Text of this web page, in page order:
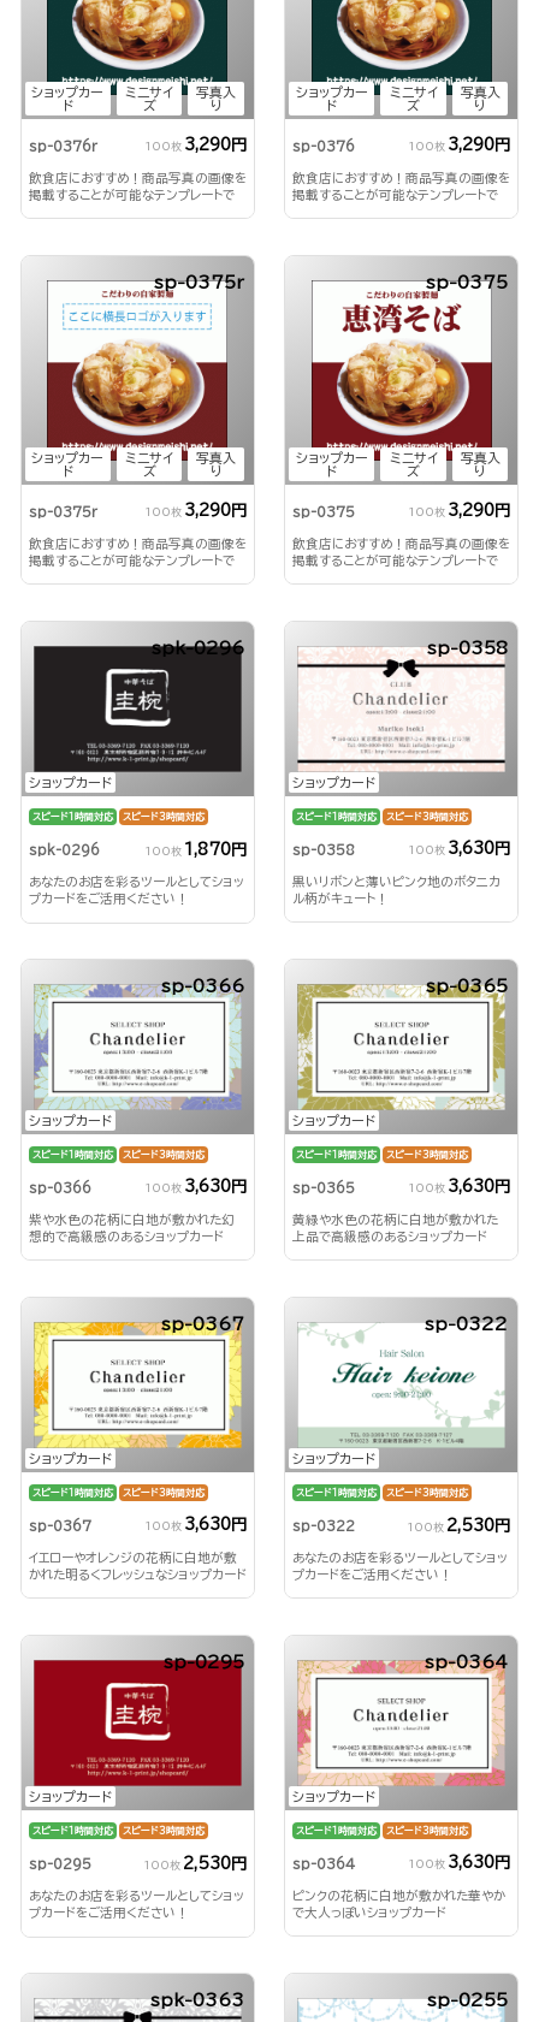
ショップカー
ド
ミニサイ
ズ
写真入
り
sp-0376r 100枚 3,290円
飲食店におすすめ！商品写真の画像を
掲載することが可能なテンプレートで
ショップカー
ド
ミニサイ
ズ
写真入
り
sp-0376 100枚 3,290円
飲食店におすすめ！商品写真の画像を
掲載することが可能なテンプレートで
ショップカー
ド
ミニサイ
ズ
写真入
り
sp-0375r
sp-0375r 100枚 3,290円
飲食店におすすめ！商品写真の画像を
掲載することが可能なテンプレートで
ショップカー
ド
ミニサイ
ズ
写真入
り
sp-0375
sp-0375 100枚 3,290円
飲食店におすすめ！商品写真の画像を
掲載することが可能なテンプレートで
ショップカード
spk-0296
スピード1時間対応 スピード3時間対応
spk-0296 100枚 1,870円
あなたのお店を彩るツールとしてショッ
プカードをご活用ください！
ショップカード
sp-0358
スピード1時間対応 スピード3時間対応
sp-0358 100枚 3,630円
黒いリボンと薄いピンク地のボタニカ
ル柄がキュート！
ショップカード
sp-0366
スピード1時間対応 スピード3時間対応
sp-0366 100枚 3,630円
紫や水色の花柄に白地が敷かれた幻
想的で高級感のあるショップカード
ショップカード
sp-0365
スピード1時間対応 スピード3時間対応
sp-0365 100枚 3,630円
黄緑や水色の花柄に白地が敷かれた
上品で高級感のあるショップカード
ショップカード
sp-0367
スピード1時間対応 スピード3時間対応
sp-0367 100枚 3,630円
イエローやオレンジの花柄に白地が敷
かれた明るくフレッシュなショップカード
ショップカード
sp-0322
スピード1時間対応 スピード3時間対応
sp-0322 100枚 2,530円
あなたのお店を彩るツールとしてショッ
プカードをご活用ください！
ショップカード
sp-0295
スピード1時間対応 スピード3時間対応
sp-0295 100枚 2,530円
あなたのお店を彩るツールとしてショッ
プカードをご活用ください！
ショップカード
sp-0364
スピード1時間対応 スピード3時間対応
sp-0364 100枚 3,630円
ピンクの花柄に白地が敷かれた華やか
で大人っぽいショップカード
spk-0363 sp-0255